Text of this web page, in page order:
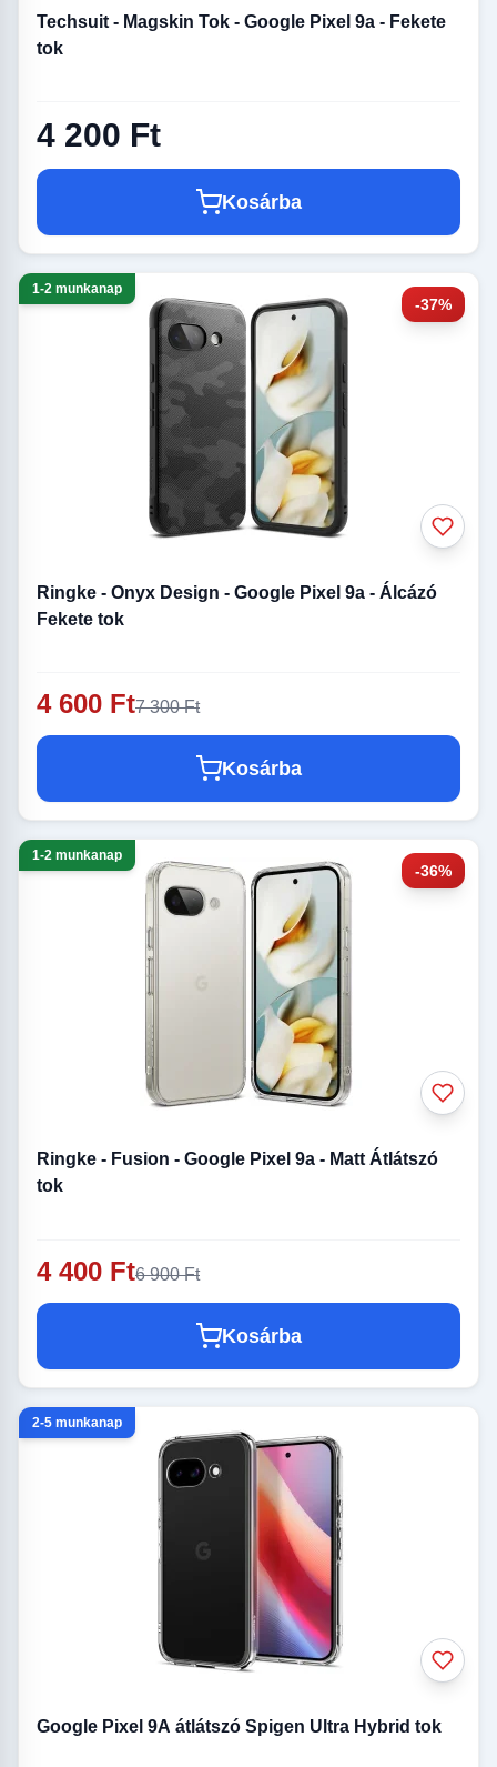
Techsuit - Magskin Tok - Google Pixel 9a - Fekete
tok
4 200 Ft
Kosárba
-37%
1-2 munkanap
Ringke - Onyx Design - Google Pixel 9a - Álcázó
Fekete tok
4 600 Ft7 300 Ft
Kosárba
-36%
1-2 munkanap
Ringke - Fusion - Google Pixel 9a - Matt Átlátszó
tok
4 400 Ft6 900 Ft
Kosárba
2-5 munkanap
Google Pixel 9A átlátszó Spigen Ultra Hybrid tok